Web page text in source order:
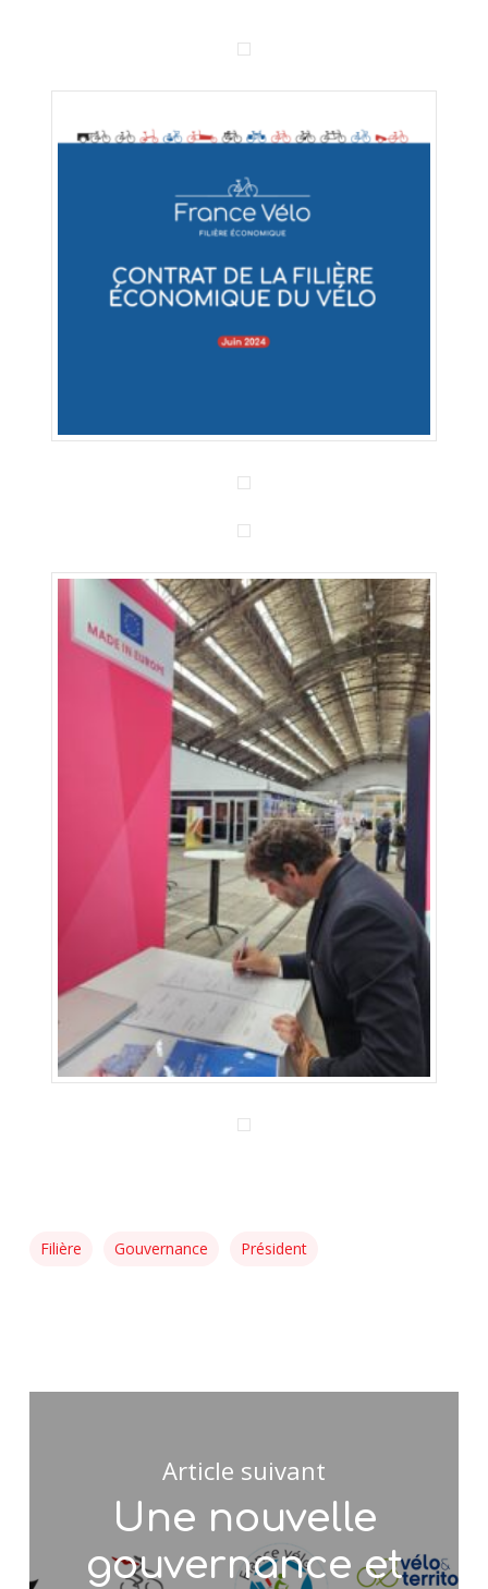
Filière Gouvernance Président
Article suivant
Une nouvelle
gouvernance et